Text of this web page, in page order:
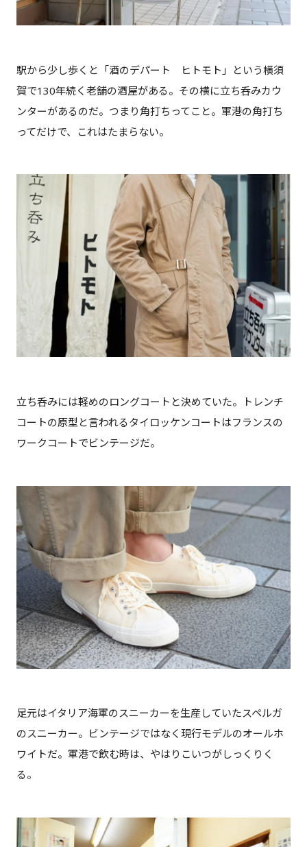
駅から少し歩くと「酒のデパート ヒトモト」という横須
賀で130年続く老舗の酒屋がある。その横に立ち呑みカウ
ンターがあるのだ。つまり角打ちってこと。軍港の角打ち
ってだけで、これはたまらない。
立ち呑みには軽めのロングコートと決めていた。トレンチ
コートの原型と言われるタイロッケンコートはフランスの
ワークコートでビンテージだ。
足元はイタリア海軍のスニーカーを生産していたスペルガ
のスニーカー。ビンテージではなく現行モデルのオールホ
ワイトだ。軍港で飲む時は、やはりこいつがしっくりく
る。